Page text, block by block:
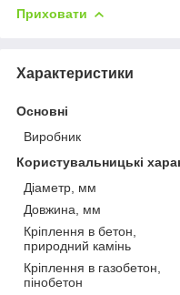
Приховати
Характеристики
Основні
Виробник
Користувальницькі
Діаметр, мм
Довжина, мм
Кріплення в бетон,
природний камінь
Кріплення в газобетон,
пінобетон